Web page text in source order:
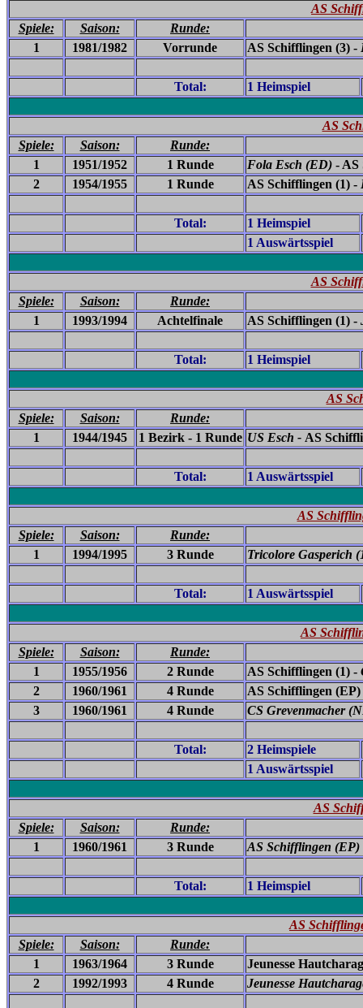
AS
Spiele:
Saison:
Runde:
1
1981/1982 Vorrunde AS Schifflingen (3) -
Total: 1 Heimspiel
AS
Spiele:
Saison:
Runde:
1
1951/1952 1 Runde Fola Esch (ED) - AS
2
1954/1955 1 Runde AS Schifflingen (1) -
Total:
1 Heimspiel
1 Auswärtsspiel
AS
Spiele:
Saison:
Runde:
1
1993/1994 Achtelfinale AS Schifflingen (1) -
Total: 1 Heimspiel
AS
Spiele:
Saison:
Runde:
1
1944/1945 1 Bezirk - 1 Runde US Esch - AS
Total: 1 Auswärtsspiel
AS
Spiele:
Saison:
Runde:
1
1994/1995 3 Runde Tricolore Gasperich
Total: 1 Auswärtsspiel
AS
Spiele:
Saison:
Runde:
1
1955/1956 2 Runde AS Schifflingen (1) -
2
1960/1961 4 Runde
AS Schifflingen
3
1960/1961 4 Runde CS Grevenmacher
Total:
2 Heimspiele
1 Auswärtsspiel
AS
Spiele:
Saison:
Runde:
1
1960/1961 3 Runde AS Schifflingen (EP)
Total: 1 Heimspiel
AS
Spiele:
Saison:
Runde:
1
1963/1964 3 Runde
Jeunesse
2
1992/1993 4 Runde Jeunesse